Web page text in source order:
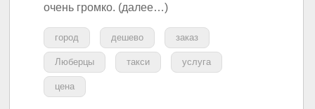
очень громко. (далее…)
город дешево заказ
Люберцы такси услуга
цена